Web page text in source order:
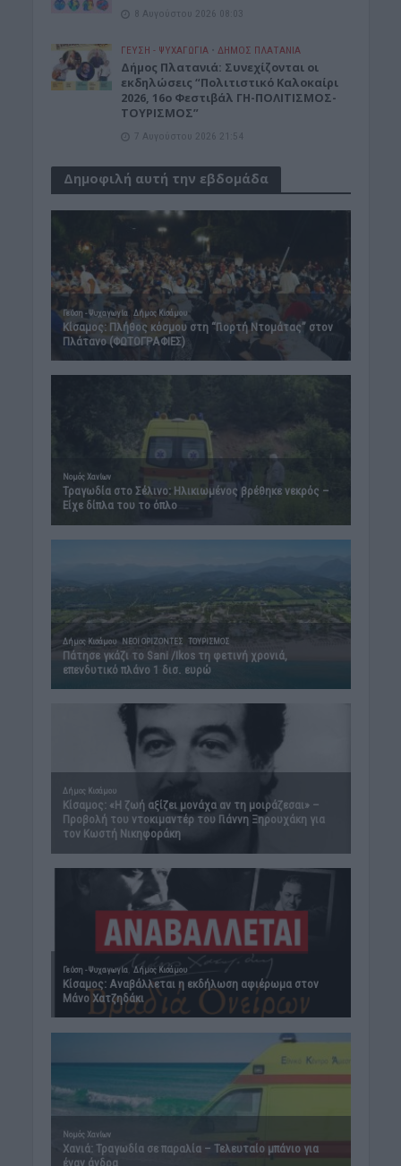
8 Αυγούστου 2026 08:03
ΓΕΎΣΗ - ΨΥΧΑΓΩΓΊΑ • ΔΉΜΟΣ ΠΛΑΤΑΝΙΆ
Δήμος Πλατανιά: Συνεχίζονται οι
εκδηλώσεις “Πολιτιστικό Καλοκαίρι
2026, 16ο Φεστιβάλ ΓΗ-ΠΟΛΙΤΙΣΜΟΣ-
ΤΟΥΡΙΣΜΟΣ”
7 Αυγούστου 2026 21:54
Δημοφιλή αυτή την εβδομάδα